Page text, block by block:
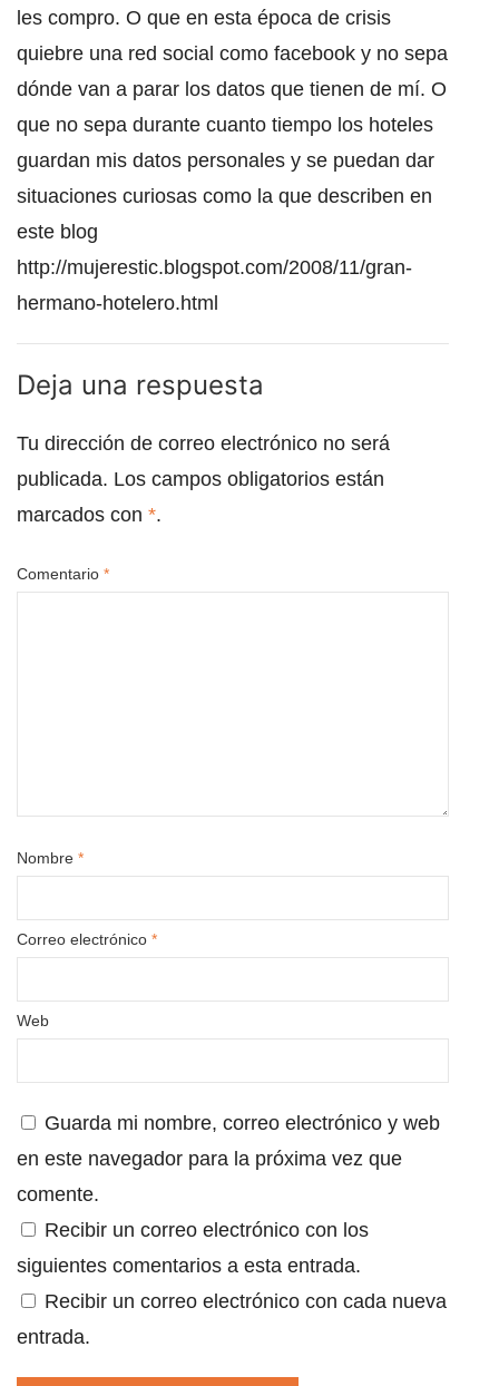
les compro. O que en esta época de crisis
quiebre una red social como facebook y no sepa
dónde van a parar los datos que tienen de mí. O
que no sepa durante cuanto tiempo los hoteles
guardan mis datos personales y se puedan dar
situaciones curiosas como la que describen en
este blog
http://mujerestic.blogspot.com/2008/11/gran-
hermano-hotelero.html
Deja una respuesta
Tu dirección de correo electrónico no será
publicada. Los campos obligatorios están
marcados con *.
Comentario *
Nombre *
Correo electrónico *
Web
Guarda mi nombre, correo electrónico y web
en este navegador para la próxima vez que
comente.
Recibir un correo electrónico con los
siguientes comentarios a esta entrada.
Recibir un correo electrónico con cada nueva
entrada.